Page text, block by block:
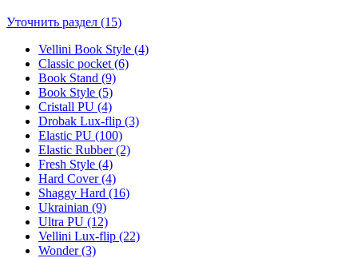
Уточнить раздел (15)
Vellini Book Style (4)
Classic pocket (6)
Book Stand (9)
Book Style (5)
Cristall PU (4)
Drobak Lux-flip (3)
Elastic PU (100)
Elastic Rubber (2)
Fresh Style (4)
Hard Cover (4)
Shaggy Hard (16)
Ukrainian (9)
Ultra PU (12)
Vellini Lux-flip (22)
Wonder (3)